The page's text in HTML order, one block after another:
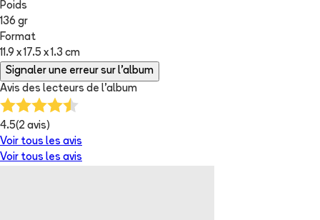
Poids
136 gr
Format
11.9 x 17.5 x 1.3 cm
Signaler une erreur sur l'album
Avis des lecteurs de l'album
4.5(2 avis)
Voir tous les avis
Voir tous les avis